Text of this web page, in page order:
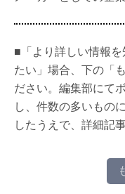
■「より詳しい情報
たい」場合、下の「
ださい。編集部にて
し、件数の多いもの
したうえで、詳細記